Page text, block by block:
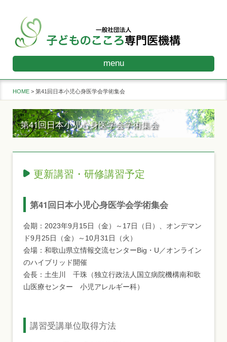
menu
HOME 第41回日本小児心身医学会学術集会
第41回日本小児心身医学会学術集会
更新講習・研修講習予定
第41回日本小児心身医学会学術集会
会期：2023年9月15日（金）～17日（日）、オンデマン
ド9月25日（金）～10月31日（火）
会場：和歌山県立情報交流センターBig・U／オンライン
のハイブリッド開催
会長：土生川 千珠（独立行政法人国立病院機構南和歌
山医療センター 小児アレルギー科）
講習受講単位取得方法